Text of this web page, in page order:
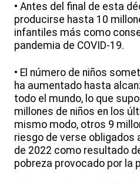
• Antes del final de esta
producirse hasta 10
infantiles más como
pandemia de COVID-19.
• El número de niños
ha aumentado hasta
todo el mundo, lo que
millones de niños en los
mismo modo, otros 9
riesgo de verse obligados
de 2022 como resultado
pobreza provocado por la